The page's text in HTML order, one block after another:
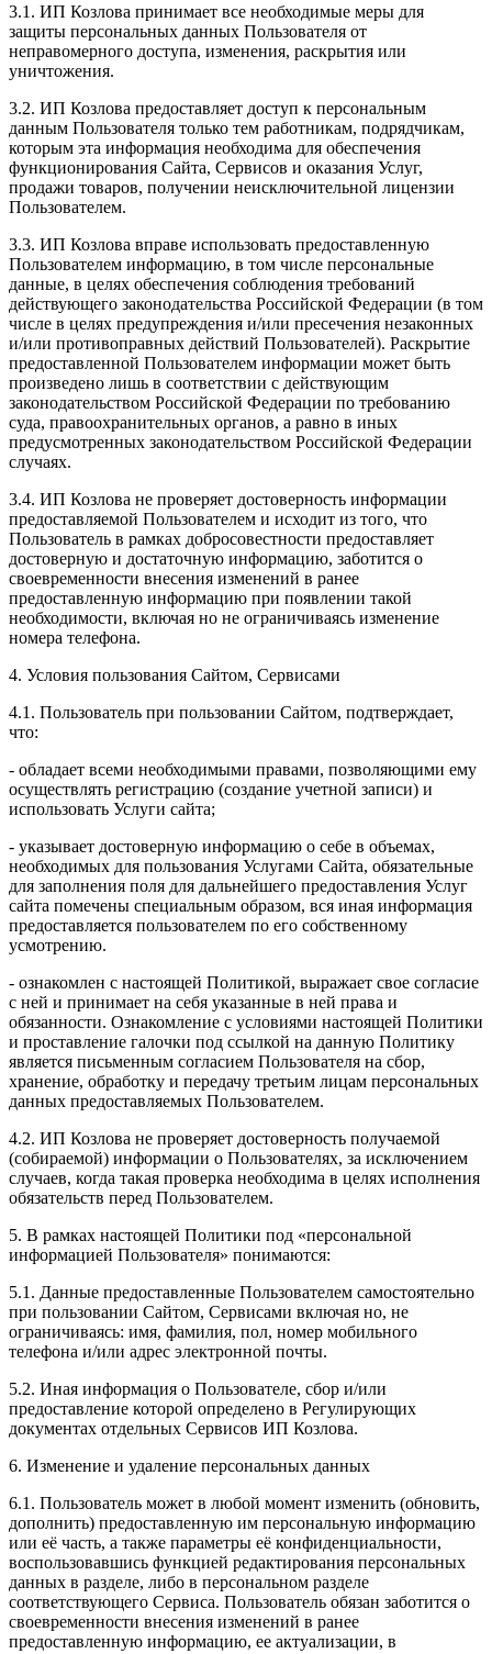
3.1. ИП Козлова принимает все необходимые меры для
защиты персональных данных Пользователя от
неправомерного доступа, изменения, раскрытия или
уничтожения.
3.2. ИП Козлова предоставляет доступ к персональным
данным Пользователя только тем работникам, подрядчикам,
которым эта информация необходима для обеспечения
функционирования Сайта, Сервисов и оказания Услуг,
продажи товаров, получении неисключительной лицензии
Пользователем.
3.3. ИП Козлова вправе использовать предоставленную
Пользователем информацию, в том числе персональные
данные, в целях обеспечения соблюдения требований
действующего законодательства Российской Федерации (в том
числе в целях предупреждения и/или пресечения незаконных
и/или противоправных действий Пользователей). Раскрытие
предоставленной Пользователем информации может быть
произведено лишь в соответствии с действующим
законодательством Российской Федерации по требованию
суда, правоохранительных органов, а равно в иных
предусмотренных законодательством Российской Федерации
случаях.
3.4. ИП Козлова не проверяет достоверность информации
предоставляемой Пользователем и исходит из того, что
Пользователь в рамках добросовестности предоставляет
достоверную и достаточную информацию, заботится о
своевременности внесения изменений в ранее
предоставленную информацию при появлении такой
необходимости, включая но не ограничиваясь изменение
номера телефона.
4. Условия пользования Сайтом, Сервисами
4.1. Пользователь при пользовании Сайтом, подтверждает,
что:
- обладает всеми необходимыми правами, позволяющими ему
осуществлять регистрацию (создание учетной записи) и
использовать Услуги сайта;
- указывает достоверную информацию о себе в объемах,
необходимых для пользования Услугами Сайта, обязательные
для заполнения поля для дальнейшего предоставления Услуг
сайта помечены специальным образом, вся иная информация
предоставляется пользователем по его собственному
усмотрению.
- ознакомлен с настоящей Политикой, выражает свое согласие
с ней и принимает на себя указанные в ней права и
обязанности. Ознакомление с условиями настоящей Политики
и проставление галочки под ссылкой на данную Политику
является письменным согласием Пользователя на сбор,
хранение, обработку и передачу третьим лицам персональных
данных предоставляемых Пользователем.
4.2. ИП Козлова не проверяет достоверность получаемой
(собираемой) информации о Пользователях, за исключением
случаев, когда такая проверка необходима в целях исполнения
обязательств перед Пользователем.
5. В рамках настоящей Политики под «персональной
информацией Пользователя» понимаются:
5.1. Данные предоставленные Пользователем самостоятельно
при пользовании Сайтом, Сервисами включая но, не
ограничиваясь: имя, фамилия, пол, номер мобильного
телефона и/или адрес электронной почты.
5.2. Иная информация о Пользователе, сбор и/или
предоставление которой определено в Регулирующих
документах отдельных Сервисов ИП Козлова.
6. Изменение и удаление персональных данных
6.1. Пользователь может в любой момент изменить (обновить,
дополнить) предоставленную им персональную информацию
или её часть, а также параметры её конфиденциальности,
воспользовавшись функцией редактирования персональных
данных в разделе, либо в персональном разделе
соответствующего Сервиса. Пользователь обязан заботится о
своевременности внесения изменений в ранее
предоставленную информацию, ее актуализации, в